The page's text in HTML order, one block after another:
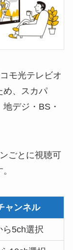
モ光テレビオ
め、スカパ
デジ・BS・
ごとに視聴可
ャンネル
ら5ch選択